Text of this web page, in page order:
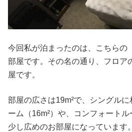
今回私が泊まったのは、こちらの
部屋です。その名の通り、フロア
屋です。
部屋の広さは19m²で、シングル
ーム（16m²）や、コンフォートル
少し広めのお部屋になっています。